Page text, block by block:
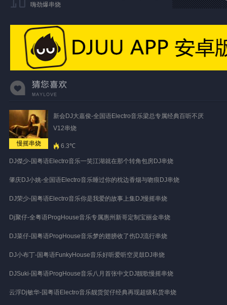
嗨劲爆串烧
慢摇串烧
新会DJ大嘉俊-全国语Electro音乐梁总专属经典百听不厌
V12串烧
6.3℃
DJ傑少-国粤语Electro音乐一笑江湖就在那个转角包房DJ串烧
肇庆DJ小姚-全国语Electro音乐睡过你的枕边香烟与吻痕DJ串烧
DJ荣少-国粤语Electro音乐你是我爱的故事上集DJ慢摇串烧
Dj聚仔-全粤语ProgHouse音乐专属惠州新哥定制宝丽金串烧
DJ菜仔-国粤语ProgHouse音乐梦的翅膀收了伤DJ流行串烧
DJ小布丁-国粤语FunkyHouse音乐好听爱听空灵鼓DJ串烧
DJSuki-国粤语ProgHouse音乐八月首张中文DJ靓歌慢摇串烧
云浮Dj敏华-国粤语Electro音乐靓货贺仔经典再现超级私货串烧